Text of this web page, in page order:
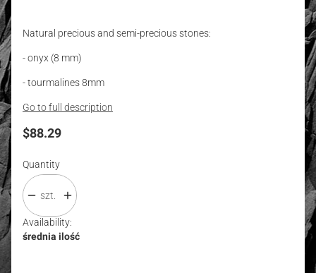
Natural precious and semi-precious stones:
- onyx (8 mm)
- tourmalines 8mm
Go to full description
Price
$88.29
Quantity
szt.
Availability:
średnia ilość